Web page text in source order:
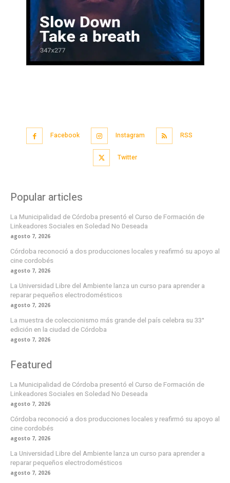
Facebook Instagram RSS
Twitter
Popular articles
La Municipalidad de Córdoba presentó el Curso de Formación de
Linkeadores Sociales en Soledad No Deseada
agosto 7, 2026
Córdoba reconoció a dos producciones locales y reafirmó su apoyo al
cine cordobés
agosto 7, 2026
La Universidad Libre del Ambiente lanza un curso para aprender a
reparar pequeños electrodomésticos
agosto 7, 2026
La muestra de coleccionismo más grande del país celebra su 33°
edición en la ciudad de Córdoba
agosto 7, 2026
Featured
La Municipalidad de Córdoba presentó el Curso de Formación de
Linkeadores Sociales en Soledad No Deseada
agosto 7, 2026
Córdoba reconoció a dos producciones locales y reafirmó su apoyo al
cine cordobés
agosto 7, 2026
La Universidad Libre del Ambiente lanza un curso para aprender a
reparar pequeños electrodomésticos
agosto 7, 2026